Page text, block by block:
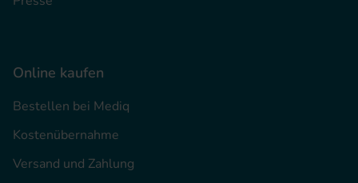
Online kaufen
Bestellen bei Mediq
Kostenübernahme
Versand und Zahlung